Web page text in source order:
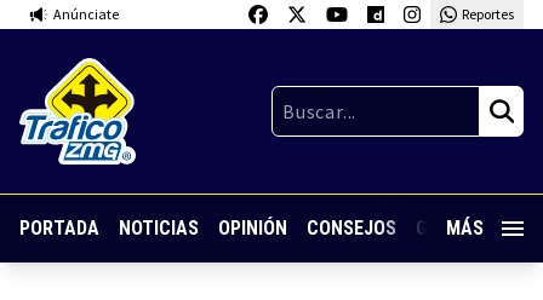
Anúnciate Reportes
PORTADA NOTICIAS OPINIÓN CONSEJOS GUARDIA
MÁS